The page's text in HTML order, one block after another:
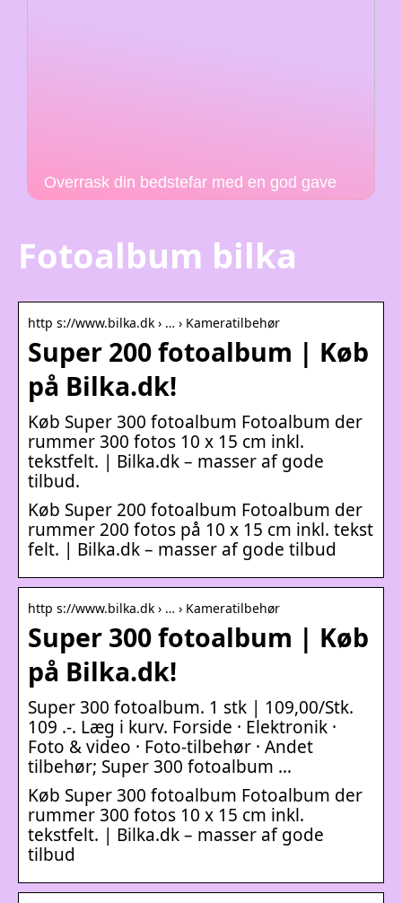
Overrask din bedstefar med en god gave
Fotoalbum bilka
http s://www.bilka.dk › … › Kameratilbehør
Super 200 fotoalbum | Køb
på Bilka.dk!
Køb Super 300 fotoalbum Fotoalbum der
rummer 300 fotos 10 x 15 cm inkl.
tekstfelt. | Bilka.dk – masser af gode
tilbud.
Køb Super 200 fotoalbum Fotoalbum der
rummer 200 fotos på 10 x 15 cm inkl. tekst
felt. | Bilka.dk – masser af gode tilbud
http s://www.bilka.dk › … › Kameratilbehør
Super 300 fotoalbum | Køb
på Bilka.dk!
Super 300 fotoalbum. 1 stk | 109,00/Stk.
109 .-. Læg i kurv. Forside · Elektronik ·
Foto & video · Foto-tilbehør · Andet
tilbehør; Super 300 fotoalbum …
Køb Super 300 fotoalbum Fotoalbum der
rummer 300 fotos 10 x 15 cm inkl.
tekstfelt. | Bilka.dk – masser af gode
tilbud